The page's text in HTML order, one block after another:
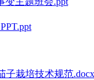
子栽培技术规范.docx